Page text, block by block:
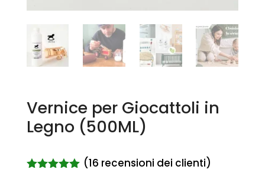
Vernice per Giocattoli in
Legno (500ML)
(16 recensioni dei clienti)